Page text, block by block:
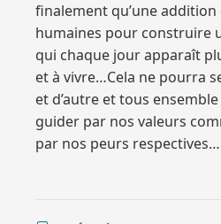
finalement qu’une addition
humaines pour construire
qui chaque jour apparaît
et à vivre…Cela ne pourra
et d’autre et tous
guider par nos valeurs
par nos peurs respectives…